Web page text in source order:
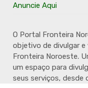
Anuncie Aqui
O Portal Fronteira
objetivo de divulgar e
Fronteira Noroeste.
um espaço para
seus serviços, desde